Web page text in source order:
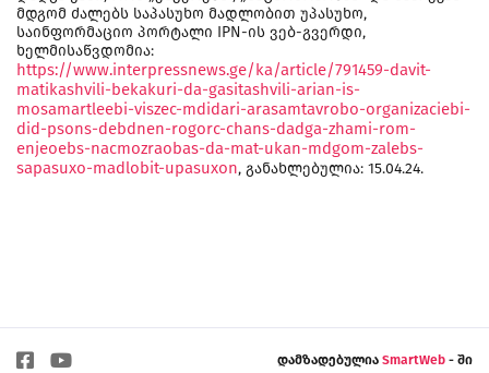
მდგომ ძალებს საპასუხო მადლობით უპასუხო,
საინფორმაციო პორტალი IPN-ის ვებ-გვერდი,
ხელმისაწვდომია:
https://www.interpressnews.ge/ka/article/791459-davit-
matikashvili-bekakuri-da-gasitashvili-arian-is-
mosamartleebi-viszec-mdidari-arasamtavrobo-organizaciebi-
did-psons-debdnen-rogorc-chans-dadga-zhami-rom-
enjeoebs-nacmozraobas-da-mat-ukan-mdgom-zalebs-
sapasuxo-madlobit-upasuxon, განახლებულია: 15.04.24.
დამზადებულია SmartWeb - ში